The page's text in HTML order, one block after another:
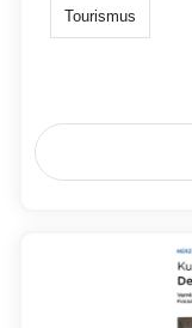
Tourismus